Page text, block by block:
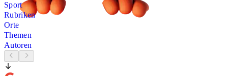
Sport
Rubriken
Orte
Themen
Autoren